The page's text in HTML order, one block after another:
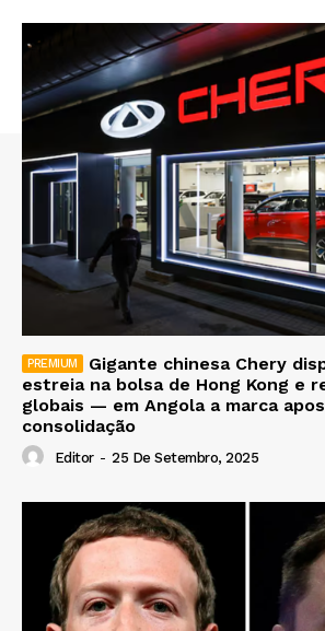
Gigante chinesa Chery
estreia na bolsa de Hong Kong e
globais — em Angola a marca
consolidação
Editor - 25 De Setembro, 2025